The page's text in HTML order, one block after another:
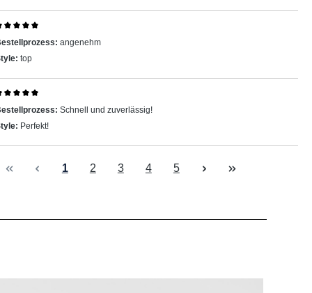
mit 5 von 5 Sternen
angenehm
top
mit 5 von 5 Sternen
Schnell und zuverlässig!
Perfekt!
Seite
1 Seite
2 Seite
3 Seite
4 Seite
5